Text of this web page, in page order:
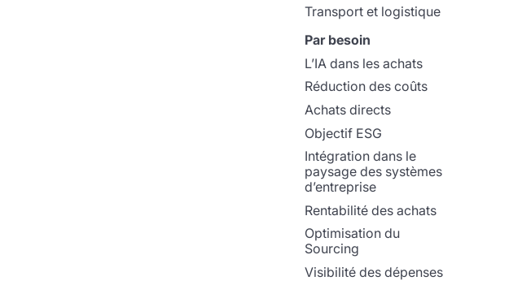
Transport et logistique
Par besoin
L’IA dans les achats
Réduction des coûts
Achats directs
Objectif ESG
Intégration dans le
paysage des systèmes
d’entreprise
Rentabilité des achats
Optimisation du
Sourcing
Visibilité des dépenses